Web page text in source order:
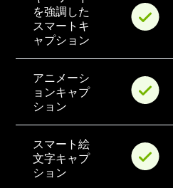
を強調した
スマートキ
ャプション
アニメーシ
ョンキャプ
ション
スマート絵
文字キャプ
ション